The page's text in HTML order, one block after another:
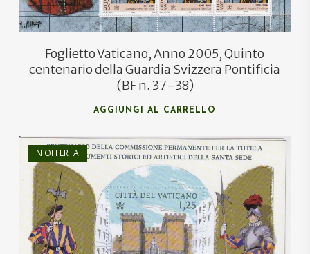
Foglietto Vaticano, Anno 2005, Quinto
centenario della Guardia Svizzera Pontificia
(BF n. 37-38)
AGGIUNGI AL CARRELLO
IN OFFERTA!
€3,15
€2,00